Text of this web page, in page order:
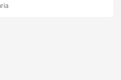
de 32 mil millones de